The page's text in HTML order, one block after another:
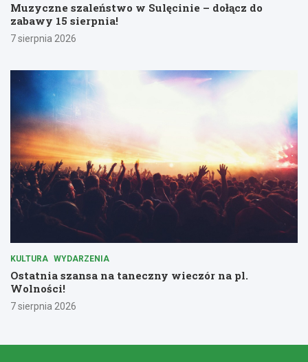
Muzyczne szaleństwo w Sulęcinie – dołącz do
zabawy 15 sierpnia!
7 sierpnia 2026
KULTURA WYDARZENIA
Ostatnia szansa na taneczny wieczór na pl.
Wolności!
7 sierpnia 2026